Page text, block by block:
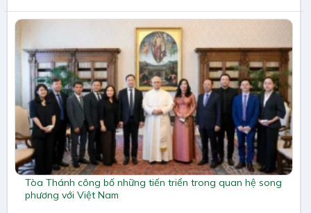
Tòa Thánh công bố những tiến triển trong quan hệ song
phương với Việt Nam